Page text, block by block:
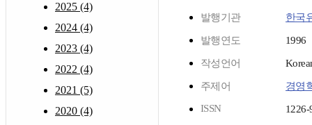
2025 (4)
2024 (4)
2023 (4)
2022 (4)
2021 (5)
2020 (4)
발행기관 한국
발행연도 1996
작성언어
주제어
경영
ISSN
1226-